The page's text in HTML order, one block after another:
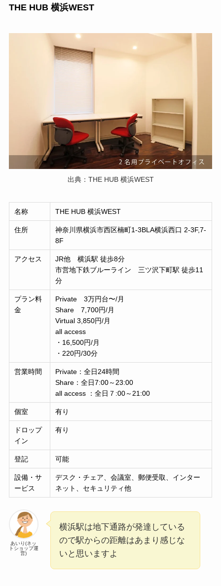
THE HUB 横浜WEST
出典：THE HUB 横浜WEST
名称 THE HUB 横浜WEST
住所
神奈川県横浜市西区楠町1-3BLA横浜西口 2-3F,7-
8F
アクセス
JR他 横浜駅 徒歩8分
市営地下鉄ブルーライン 三ツ沢下町駅 徒歩11
分
プラン料
金
Private 3万円台〜/月
Share 7,700円/月
Virtual 3,850円/月
all access
・16,500円/月
・220円/30分
営業時間
Private：全日24時間
Share：全日7:00～23:00
all access ：全日７:00～21:00
個室 有り
ドロップ
イン
有り
登記 可能
設備・サ
ービス
デスク・チェア、会議室、郵便受取、インター
ネット、セキュリティ他
あいり(ネッ
トショップ運
営)
横浜駅は地下通路が発達している
ので駅からの距離はあまり感じな
いと思いますよ